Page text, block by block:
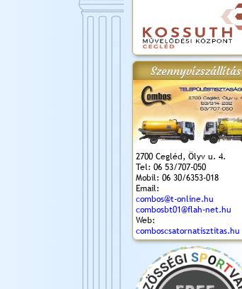
Szennyvízszállítás
2700 Cegléd, Ölyv u. 4.
Tel: 06 53/707-050
Mobil: 06 30/6353-018
Email:
combos@t-online.hu
combosbt01@flah-net.hu
Web:
comboscsatornatisztitas.hu
Városnapok 2018.
Kossuth Toborzó
Ünnepély